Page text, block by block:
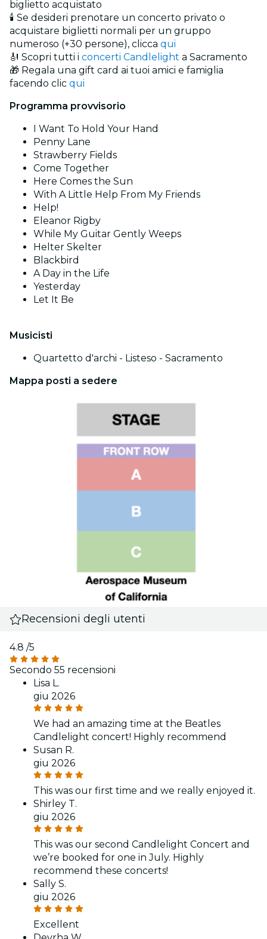
biglietto acquistato
🕯️ Se desideri prenotare un concerto privato o
acquistare biglietti normali per un gruppo
numeroso (+30 persone), clicca qui
🎻 Scopri tutti i concerti Candlelight a Sacramento
🎁 Regala una gift card ai tuoi amici e famiglia
facendo clic qui
Programma provvisorio
I Want To Hold Your Hand
Penny Lane
Strawberry Fields
Come Together
Here Comes the Sun
With A Little Help From My Friends
Help!
Eleanor Rigby
While My Guitar Gently Weeps
Helter Skelter
Blackbird
A Day in the Life
Yesterday
Let It Be
Musicisti
Quartetto d'archi - Listeso - Sacramento
Mappa posti a sedere
Recensioni degli utenti
4.8 /5
Secondo 55 recensioni
Lisa L.
giu 2026
We had an amazing time at the Beatles
Candlelight concert! Highly recommend
Susan R.
giu 2026
This was our first time and we really enjoyed it.
Shirley T.
giu 2026
This was our second Candlelight Concert and
we’re booked for one in July. Highly
recommend these concerts!
Sally S.
giu 2026
Excellent